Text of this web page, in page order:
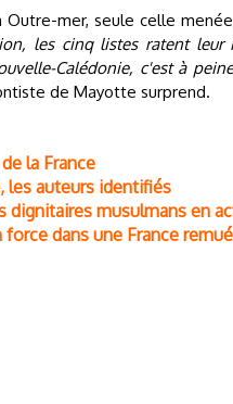
mer, seule celle
les cinq listes ratent
Calédonie, c'est à
de Mayotte surprend.
la France
les auteurs identifiés
dignitaires musulmans en
force dans une France